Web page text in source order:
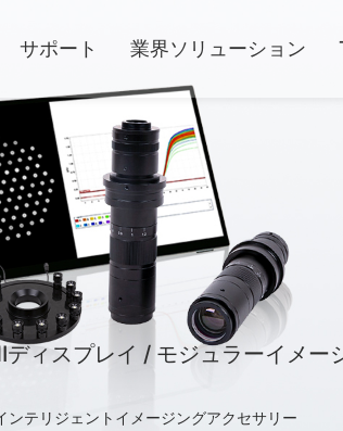
サポート 業界ソリューション
ィスプレイ / モジュラーイメー
ンテリジェントイメージングアクセサリー